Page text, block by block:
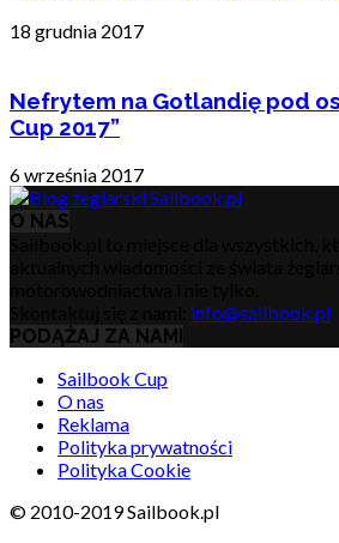
18 grudnia 2017
Nefrytem na Gotlandię pod
Cup 2017”
6 września 2017
O NAS
info@sailbook.pl
PODĄŻAJ ZA NAMI
Sailbook Cup
O nas
Reklama
Polityka prywatności
Polityka Cookie
© 2010-2019 Sailbook.pl